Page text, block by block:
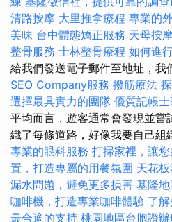
清路按摩 大里推拿療程 專業的
美味 台中體態矯正服務 天母按
整骨服務 士林整骨療程 如何進
給我們發送電子郵件至地址，我
SEO Company服務 撥筋療法
選擇最具實力的團隊 優質記帳
平均而言，遊客通常會發現並嘗
織了每條道路，好像我要自己組
專業的眼科服務 打掃家裡，讓
置，打造專屬的用餐氛圍 天花
漏水問題，避免更多損害 基隆
咖啡機，打造專業咖啡體驗 了
最合適的支持 桃園地區台胞證